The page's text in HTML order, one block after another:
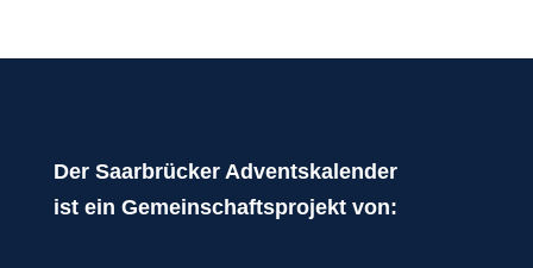
Der Saarbrücker Adventskalender
ist ein Gemeinschaftsprojekt von: